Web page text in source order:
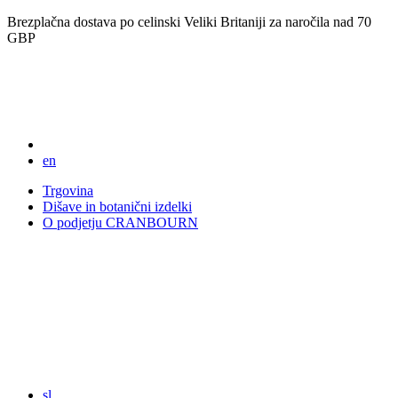
Brezplačna dostava po celinski Veliki Britaniji za naročila nad 70
GBP
en
Trgovina
Dišave in botanični izdelki
O podjetju CRANBOURN
sl